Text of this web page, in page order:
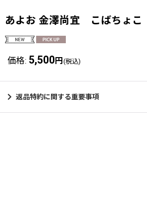
あよお 金澤尚宜 こばちょ
価格: 5,500 円 (税込)
返品特約に関する重要事項